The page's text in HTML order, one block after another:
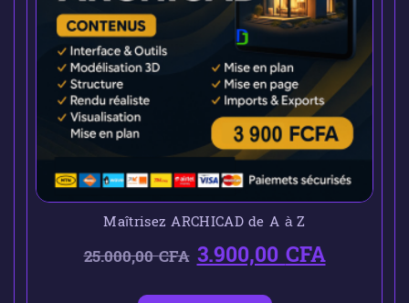
Maîtrisez ARCHICAD de A à Z
25.000,00CFA 3.900,00CFA